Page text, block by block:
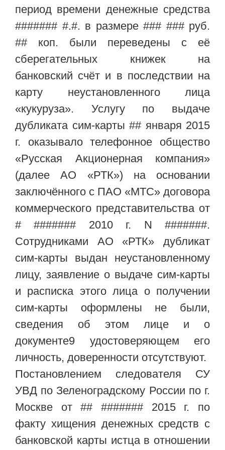
период времени денежные средства
####### #.#. в размере ### ### руб.
## коп. были переведены с её
сберегательных книжек на
банковский счёт и в последствии на
карту неустановленного лица
«кукуруза». Услугу по выдаче
дубликата сим-карты ## января 2015
г. оказывало телефонное общество
«Русская Акционерная компания»
(далее АО «РТК») на основании
заключённого с ПАО «МТС» договора
коммерческого представительства от
# ####### 2010 г. N #######.
Сотрудниками АО «РТК» дубликат
сим-карты выдан неустановленному
лицу, заявление о выдаче сим-карты
и расписка этого лица о получении
сим-карты оформлены не были,
сведения об этом лице и о
документе9 удостоверяющем его
личность, доверенности отсутствуют.
Постановлением следователя СУ
УВД по Зеленоградскому России по г.
Москве от ## ####### 2015 г. по
факту хищения денежных средств с
банковской карты истца в отношении